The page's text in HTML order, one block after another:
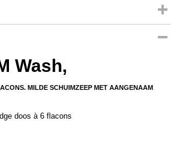
Wash,
MILDE SCHUIMZEEP MET AANGENAAM
doos à 6 flacons